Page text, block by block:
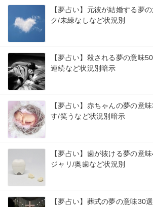
【夢占い】元彼が結婚する夢
ク/未練なしなど状況別
【夢占い】殺される夢の意味
連続など状況別暗示
【夢占い】赤ちゃんの夢の意
す/笑うなど状況別暗示
【夢占い】歯が抜ける夢の意
ジャリ/奥歯など状況別
【夢占い】葬式の夢の意味30